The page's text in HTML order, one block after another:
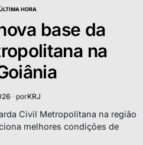
HORA
base da
na
porKRJ
Civil Metropolitana na região
melhores condições de